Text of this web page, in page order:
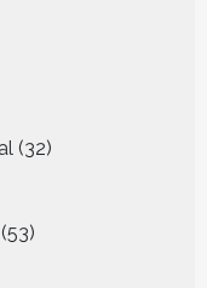
32
producten
53
producten